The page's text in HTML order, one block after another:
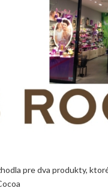
pre dva produkty,